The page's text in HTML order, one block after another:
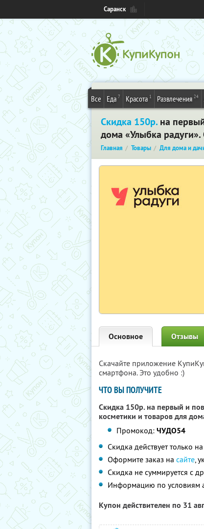
Саранск
Все Еда 7 Красота 1 Развлечения 24
Скидка 150р. на
дома «Улыбка радуги».
Главная Товары Для дома и
Основное Отзывы
Скачайте приложение
смартфона. Это удобно :)
ЧТО ВЫ ПОЛУЧИТЕ
Скидка 150р. на первый и
косметики и товаров для
Промокод:ЧУДО54
Скидка действует только
Оформите заказ на сайте,
Скидка не суммируется с
Информацию по условиям
Купон действителен по 31